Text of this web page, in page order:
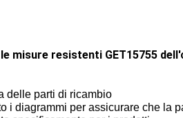
misure resistenti GET15755
delle parti di ricambio
i diagrammi per assicurare che la